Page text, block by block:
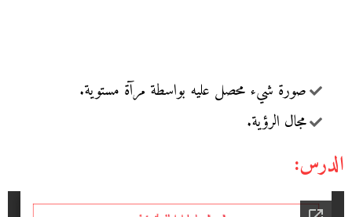
صورة شيء محصل عليه بواسطة مرآة مستوية.
مجال الرؤية.
الدرس: